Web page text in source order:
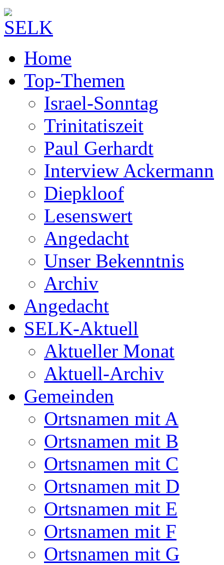
Home
Top-Themen
Israel-Sonntag
Trinitatiszeit
Paul Gerhardt
Interview Ackermann
Diepkloof
Lesenswert
Angedacht
Unser Bekenntnis
Archiv
Angedacht
SELK-Aktuell
Aktueller Monat
Aktuell-Archiv
Gemeinden
Ortsnamen mit A
Ortsnamen mit B
Ortsnamen mit C
Ortsnamen mit D
Ortsnamen mit E
Ortsnamen mit F
Ortsnamen mit G